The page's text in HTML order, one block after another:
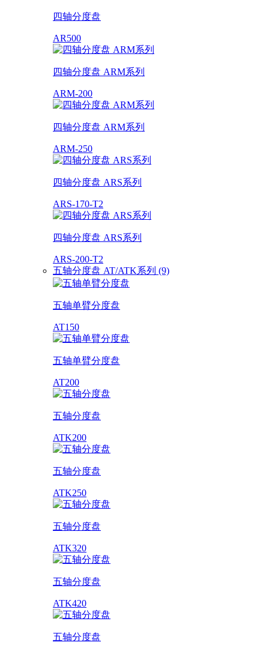
四轴分度盘
AR500
四轴分度盘 ARM系列
ARM-200
四轴分度盘 ARM系列
ARM-250
四轴分度盘 ARS系列
ARS-170-T2
四轴分度盘 ARS系列
ARS-200-T2
五轴分度盘 AT/ATK系列 (9)
五轴单臂分度盘
AT150
五轴单臂分度盘
AT200
五轴分度盘
ATK200
五轴分度盘
ATK250
五轴分度盘
ATK320
五轴分度盘
ATK420
五轴分度盘